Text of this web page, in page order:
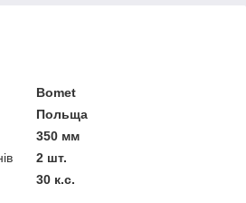
Bomet
Польща
350 мм
2 шт.
30 к.с.